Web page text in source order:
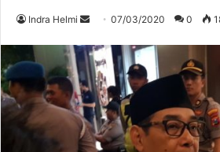
Indra Helmi
Send
email
07/03/2020 0